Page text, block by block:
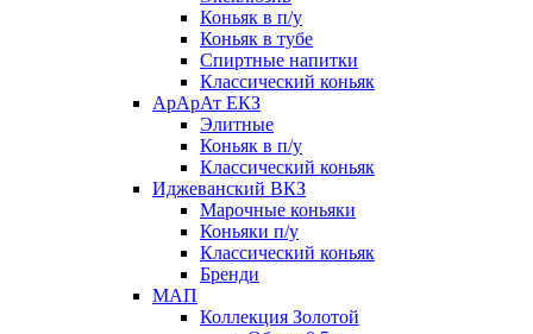
Коньяк в п/у
Коньяк в тубе
Спиртные напитки
Классический коньяк
АрАрАт ЕКЗ
Элитные
Коньяк в п/у
Классический коньяк
Иджеванский ВКЗ
Марочные коньяки
Коньяки п/у
Классический коньяк
Бренди
МАП
Коллекция Золотой